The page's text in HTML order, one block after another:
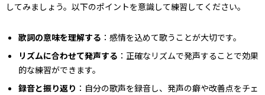
してみましょう。以下のポイントを意識して練習してください。
歌詞の意味を理解する ：感情を込めて歌うことが大切です。
リズムに合わせて発声する ：正確なリズムで発声することで効果
的な練習ができます。
録音と振り返り ：自分の歌声を録音し、発声の癖や改善点をチェ